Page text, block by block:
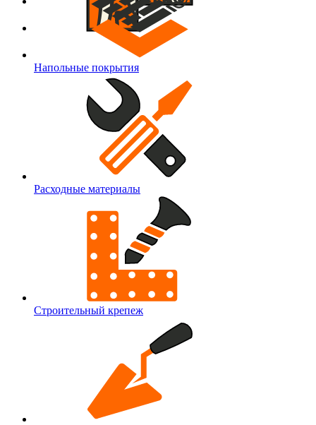
Напольные покрытия
Расходные материалы
Строительный крепеж